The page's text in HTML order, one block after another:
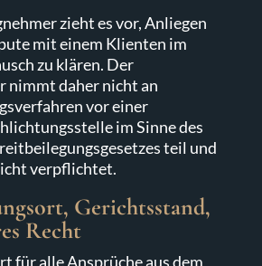
zieht es vor, Anliegen
mit einem Klienten im
zu klären. Der
nimmt daher nicht an
vor einer
im Sinne des
teil und
verpflichtet.
Gerichtsstand,
Recht
für alle Ansprüche aus dem